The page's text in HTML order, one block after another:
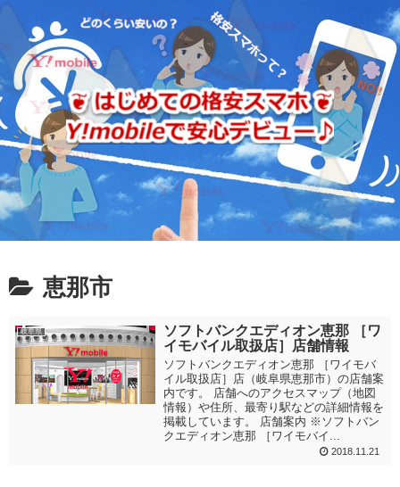
恵那市
岐阜県
ソフトバンクエディオン恵那 ［ワ
イモバイル取扱店］店舗情報
ソフトバンクエディオン恵那 ［ワイモバ
イル取扱店］店（岐阜県恵那市）の店舗案
内です。 店舗へのアクセスマップ（地図
情報）や住所、最寄り駅などの詳細情報を
掲載しています。 店舗案内 ※ソフトバン
クエディオン恵那 ［ワイモバイ...
2018.11.21